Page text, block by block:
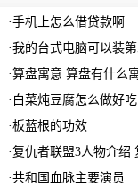
·手机上怎么借贷款啊
·我的台式电脑可以装
·算盘寓意 算盘有什么
· 白菜炖豆腐怎么做好吃
·板蓝根的功效
·复仇者联盟3人物介绍
·共和国血脉主要演员